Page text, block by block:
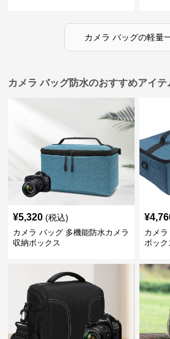
カメラ バッグの軽量
カメラ バッグ防水のおすすめアイテ
¥5,320 (税込)
カメラ バッグ 多機能防水カメラ
収納ボックス
¥
カメ
ボック